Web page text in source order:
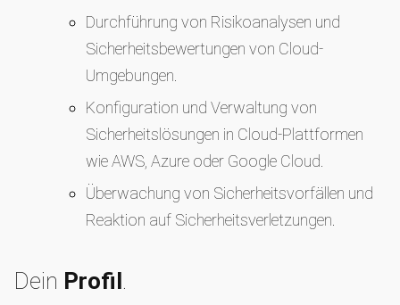
Durchführung von Risikoanalysen und
Sicherheitsbewertungen von Cloud-
Umgebungen.
Konfiguration und Verwaltung von
Sicherheitslösungen in Cloud-Plattformen
wie AWS, Azure oder Google Cloud.
Überwachung von Sicherheitsvorfällen und
Reaktion auf Sicherheitsverletzungen.
Dein Profil.